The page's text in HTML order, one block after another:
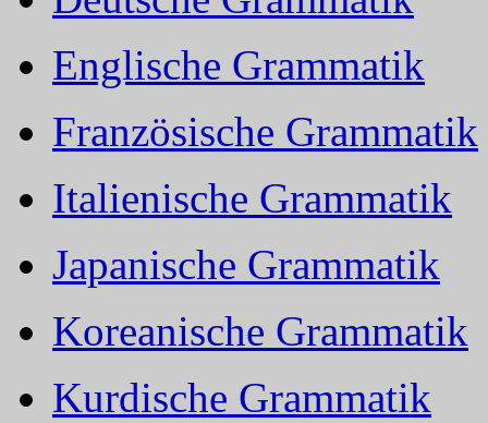
Englische Grammatik
Französische Grammatik
Italienische Grammatik
Japanische Grammatik
Koreanische Grammatik
Kurdische Grammatik